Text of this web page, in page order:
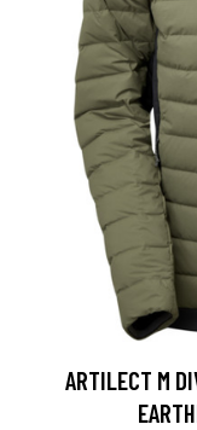
ARTILECT M